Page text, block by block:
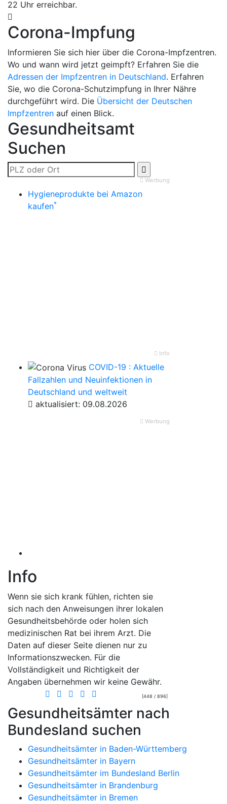
22 Uhr erreichbar.
Corona-Impfung
Informieren Sie sich hier über die Corona-Impfzentren.
Wo und wann wird jetzt geimpft? Erfahren Sie die
Adressen der Impfzentren in Deutschland. Erfahren
Sie, wo die Corona-Schutzimpfung in Ihrer Nähre
durchgeführt wird. Die Übersicht der Deutschen
Impfzentren auf einen Blick.
Gesundheitsamt
Suchen
Werbung
Hygieneprodukte bei Amazon
kaufen*
Info
COVID-19 : Aktuelle
Fallzahlen und Neuinfektionen in
Deutschland und weltweit
aktualisiert: 09.08.2026
Werbung
Info
Wenn sie sich krank fühlen, richten sie
sich nach den Anweisungen ihrer lokalen
Gesundheitsbehörde oder holen sich
medizinischen Rat bei ihrem Arzt. Die
Daten auf dieser Seite dienen nur zu
Informationszwecken. Für die
Vollständigkeit und Richtigkeit der
Angaben übernehmen wir keine Gewähr.
[448 / 896]
Gesundheitsämter nach
Bundesland suchen
Gesundheitsämter in Baden-Württemberg
Gesundheitsämter in Bayern
Gesundheitsämter im Bundesland Berlin
Gesundheitsämter in Brandenburg
Gesundheitsämter in Bremen